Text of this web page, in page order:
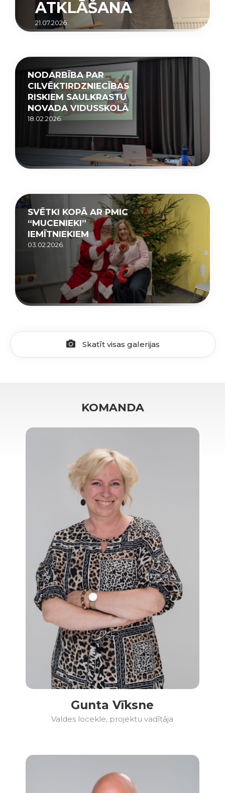
ATKLĀŠANA
21.07.2026.
NODARBĪBA PAR
CILVĒKTIRDZNIECĪBAS
RISKIEM SAULKRASTU
NOVADA VIDUSSKOLĀ
18.02.2026.
SVĒTKI KOPĀ AR PMIC
“MUCENIEKI”
IEMĪTNIEKIEM
03.02.2026.
Skatīt visas galerijas
KOMANDA
Gunta Vīksne
Valdes locekle, projektu vadītāja